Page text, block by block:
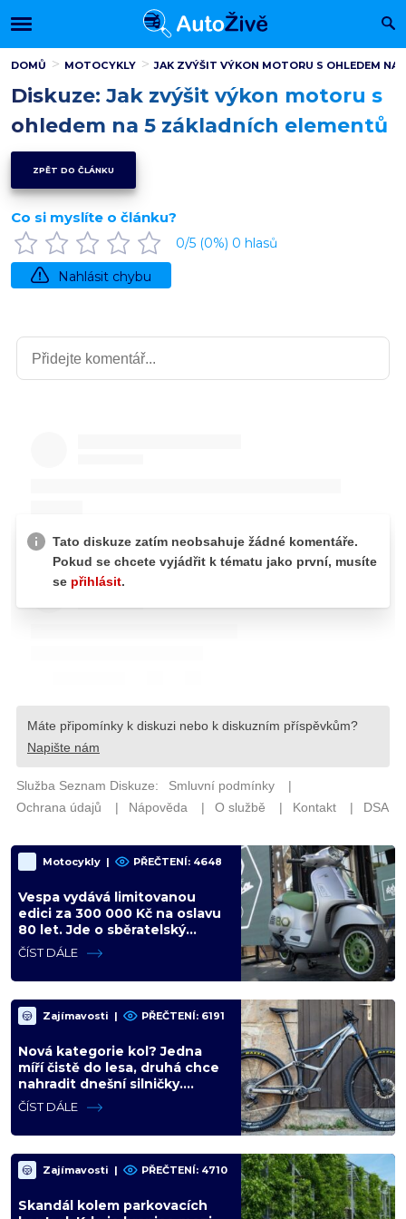
DOMŮ MOTOCYKLY JAK ZVÝŠIT VÝKON MOTORU S OHLEDEM NA
Diskuze: Jak zvýšit výkon motoru s
ohledem na 5 základních elementů
ZPĚT DO ČLÁNKU
Co si myslíte o článku?
0/5 (0%) 0 hlasů
Nahlásit chybu
Motocykly | PŘEČTENÍ: 4648
Vespa vydává limitovanou
edici za 300 000 Kč na oslavu
80 let. Jde o sběratelský
kalkul místo jízdního upgradu
ČÍST DÁLE
Zajímavosti | PŘEČTENÍ: 6191
Nová kategorie kol? Jedna
míří čistě do lesa, druhá chce
nahradit dnešní silničky.
Cyklisté mají rozporuplné
názory
ČÍST DÁLE
Zajímavosti | PŘEČTENÍ: 4710
Skandál kolem parkovacích